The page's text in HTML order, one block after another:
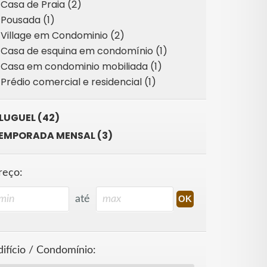
Casa de Praia (2)
Pousada (1)
Village em Condominio (2)
Casa de esquina em condomínio (1)
Casa em condominio mobiliada (1)
Prédio comercial e residencial (1)
(42)
MENSAL (3)
até
/ Condomínio: